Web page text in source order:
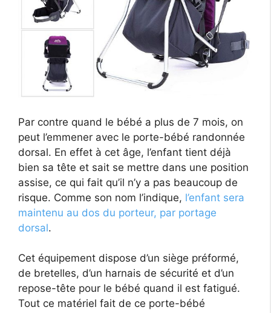
Par contre quand le bébé a plus de 7 mois, on
peut l’emmener avec le porte-bébé randonnée
dorsal. En effet à cet âge, l’enfant tient déjà
bien sa tête et sait se mettre dans une position
assise, ce qui fait qu’il n’y a pas beaucoup de
risque. Comme son nom l’indique, l’enfant sera
maintenu au dos du porteur, par portage
dorsal.
Cet équipement dispose d’un siège préformé,
de bretelles, d’un harnais de sécurité et d’un
repose-tête pour le bébé quand il est fatigué.
Tout ce matériel fait de ce porte-bébé